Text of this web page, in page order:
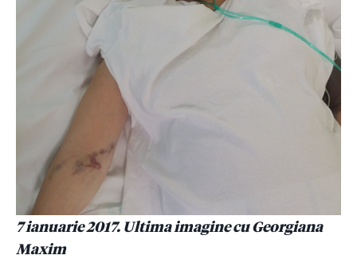
7 ianuarie 2017. Ultima imagine cu Georgiana
Maxim